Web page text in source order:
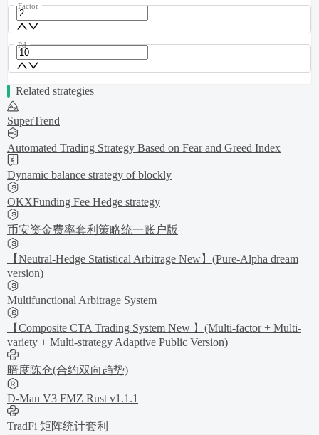
Factor
Pd
Related strategies
SuperTrend
Automated Trading Strategy Based on Fear and Greed Index
Dynamic balance strategy of blockly
OKXFunding Fee Hedge strategy
币安资金费率套利策略统一账户版
【Neutral-Hedge Statistical Arbitrage New】(Pure-Alpha dream
version)
Multifunctional Arbitrage System
【Composite CTA Trading System New 】(Multi-factor + Multi-
variety + Multi-strategy Adaptive Public Version)
暗度陈仓(合约双向趋势)
D-Man V3 FMZ Rust v1.1.1
TradFi 矩阵统计套利